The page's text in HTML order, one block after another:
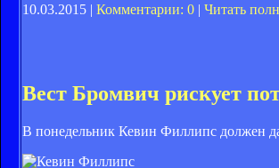
10.03.2015 | Комментарии: 0 | Читать
Вест Бромвич рискует
В понедельник Кевин Филлипс должен